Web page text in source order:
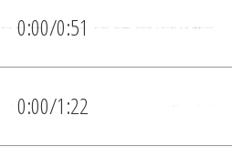
0:00/0:51
0:00/1:22